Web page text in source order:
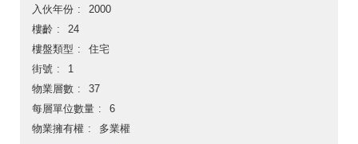
入伙年份
2000
樓齡
24
樓盤類型
住宅
街號
1
物業層數
37
每層單位數量
6
物業擁有權
多業權